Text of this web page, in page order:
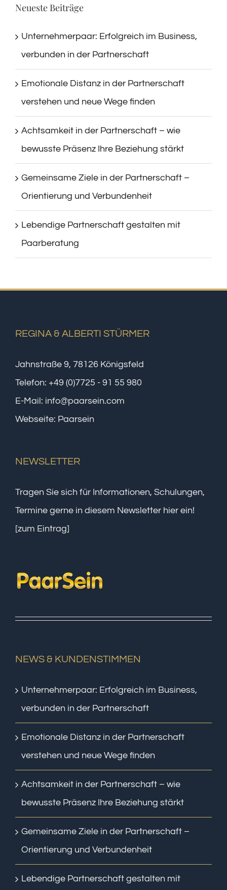
Neueste Beiträge
Unternehmerpaar: Erfolgreich im Business,
verbunden in der Partnerschaft
Emotionale Distanz in der Partnerschaft
verstehen und neue Wege finden
Achtsamkeit in der Partnerschaft – wie
bewusste Präsenz Ihre Beziehung stärkt
Gemeinsame Ziele in der Partnerschaft –
Orientierung und Verbundenheit
Lebendige Partnerschaft gestalten mit
Paarberatung
REGINA & ALBERTI STÜRMER
Jahnstraße 9, 78126 Königsfeld
Telefon: +49 (0)7725 - 91 55 980
E-Mail: info@paarsein.com
Webseite: Paarsein
NEWSLETTER
Tragen Sie sich für Informationen, Schulungen,
Termine gerne in diesem Newsletter hier ein!
[zum Eintrag]
NEWS & KUNDENSTIMMEN
Unternehmerpaar: Erfolgreich im Business,
verbunden in der Partnerschaft
Emotionale Distanz in der Partnerschaft
verstehen und neue Wege finden
Achtsamkeit in der Partnerschaft – wie
bewusste Präsenz Ihre Beziehung stärkt
Gemeinsame Ziele in der Partnerschaft –
Orientierung und Verbundenheit
Lebendige Partnerschaft gestalten mit